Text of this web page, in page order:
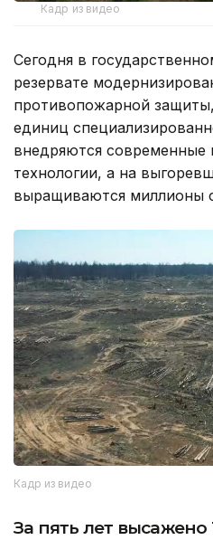
Кадр из видео
Сегодня в
резервате
противопожарной
единиц
внедряются
технологии, а на
выращиваются миллионы
Кадр из видео
За пять лет высажено